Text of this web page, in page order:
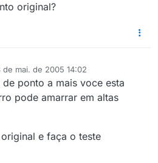
original?
de mai. de 2005 14:02
ponto a mais voce esta
pode amarrar em altas
e faça o teste